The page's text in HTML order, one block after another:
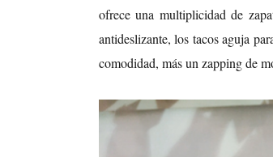
ofrece una multiplicidad de
antideslizante, los tacos aguja
comodidad, más un zapping de